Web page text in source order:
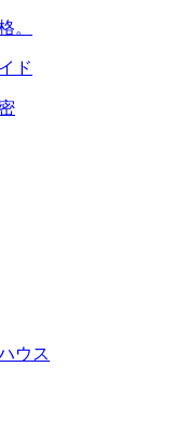
。
ド
ウス